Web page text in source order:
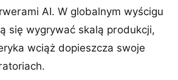
AI. W globalnym wyścigu
się wygrywać skalą produkcji,
wciąż dopieszcza swoje